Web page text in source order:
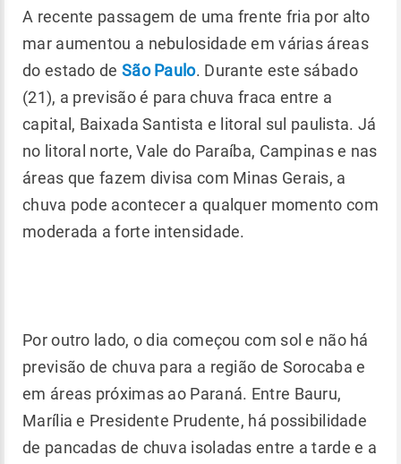
A recente passagem de uma frente fria por alto
mar aumentou a nebulosidade em várias áreas
do estado de São Paulo. Durante este sábado
(21), a previsão é para chuva fraca entre a
capital, Baixada Santista e litoral sul paulista. Já
no litoral norte, Vale do Paraíba, Campinas e nas
áreas que fazem divisa com Minas Gerais, a
chuva pode acontecer a qualquer momento com
moderada a forte intensidade.
Por outro lado, o dia começou com sol e não há
previsão de chuva para a região de Sorocaba e
em áreas próximas ao Paraná. Entre Bauru,
Marília e Presidente Prudente, há possibilidade
de pancadas de chuva isoladas entre a tarde e a